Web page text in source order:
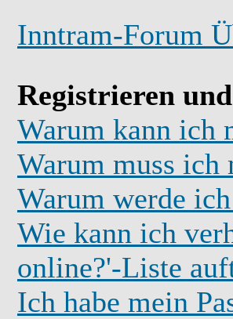
Inntram-Forum
Registrieren
Warum kann ich
Warum muss ich
Warum werde
Wie kann ich
online?'-Liste
Ich habe mein